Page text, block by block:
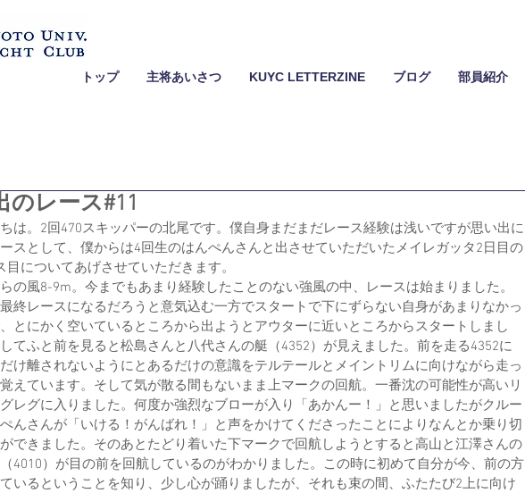
トップ 主将あいさつ KUYC LETTERZINE ブログ 部員紹介
のレース#11
は。2回470スキッパーの北尾です。僕自身まだまだレース経験は浅いですが思い出に
スとして、僕からは4回生のはんぺんさんと出させていただいたメイレガッタ2日目の
目についてあげさせていただきます。
の風8-9m。今までもあまり経験したことのない強風の中、レースは始まりました。
終レースになるだろうと意気込む一方でスタートで下にずらない自身があまりなかっ
とにかく空いているところから出ようとアウターに近いところからスタートしまし
てふと前を見ると松島さんと八代さんの艇（4352）が見えました。前を走る4352に
け離されないようにとあるだけの意識をテルテールとメイントリムに向けながら走っ
えています。そして気が散る間もないまま上マークの回航。一番沈の可能性が高いリ
レグに入りました。何度か強烈なブローが入り「あかんー！」と思いましたがクルー
んさんが「いける！がんばれ！」と声をかけてくださったことによりなんとか乗り切
できました。そのあとたどり着いた下マークで回航しようとすると高山と江澤さんの
4010）が目の前を回航しているのがわかりました。この時に初めて自分が今、前の方
いるということを知り、少し心が踊りましたが、それも束の間、ふたたび2上に向け